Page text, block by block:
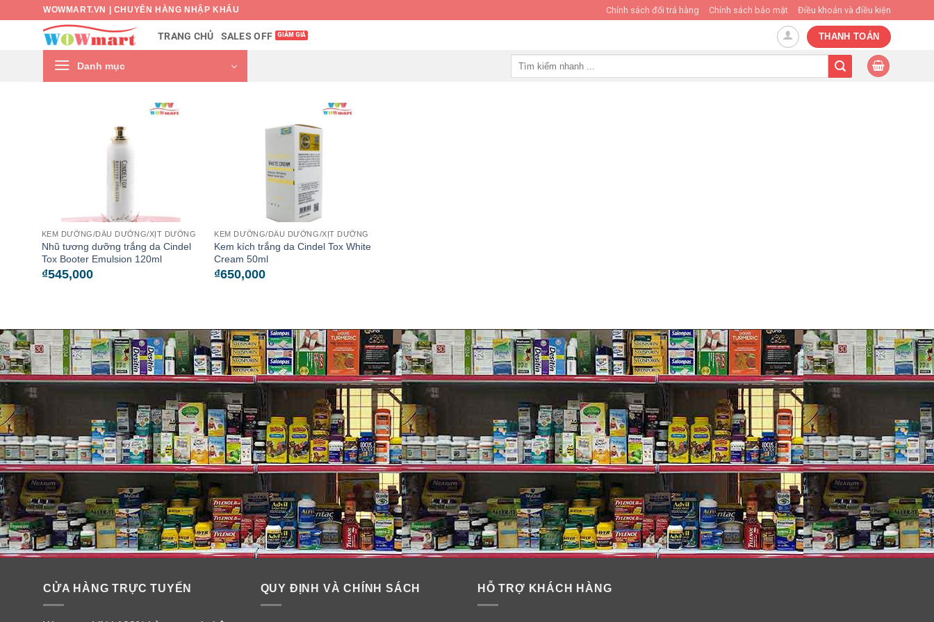
WOWMART.VN | CHUYÊN HÀNG NHẬP KHẨU Chính sách đổi trả hàng Chính sách bảo mật Điều khoản và điều kiện
TRANG CHỦ SALES OFF THANH TOÁN
Danh mục
KEM DƯỠNG/DẦU DƯỠNG/XỊT DƯỠNG
Nhũ tương dưỡng trắng da Cindel
Tox Booter Emulsion 120ml
₫545,000
KEM DƯỠNG/DẦU DƯỠNG/XỊT DƯỠNG
Kem kích trắng da Cindel Tox White
Cream 50ml
₫650,000
CỬA HÀNG TRỰC TUYẾN QUY ĐỊNH VÀ CHÍNH SÁCH HỖ TRỢ KHÁCH HÀNG